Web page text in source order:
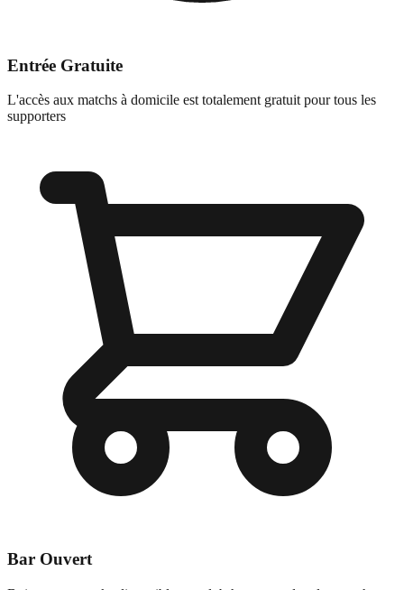
Entrée Gratuite
L'accès aux matchs à domicile est totalement gratuit pour tous les
supporters
Bar Ouvert